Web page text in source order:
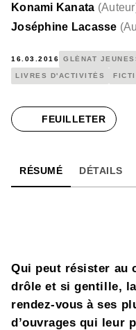
Konami Kanata (Auteur
Joséphine Lacasse (
16.03.2016 GLÉNAT
LIVRES D'ACTIVITÉS
FEUILLETER
RÉSUMÉ DÉTAILS
Qui peut résister au
drôle et si gentille,
rendez-vous à ses
d’ouvrages qui leur